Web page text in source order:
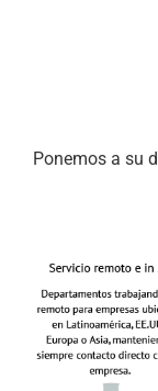
Ponemos a su